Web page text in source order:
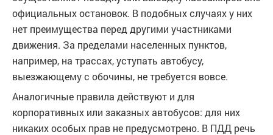
официальных остановок. В подобных случаях у них
нет преимущества перед другими участниками
движения. За пределами населенных пунктов,
например, на трассах, уступать автобусу,
выезжающему с обочины, не требуется вовсе.
Аналогичные правила действуют и для
корпоративных или заказных автобусов: для них
никаких особых прав не предусмотрено. В ПДД речь